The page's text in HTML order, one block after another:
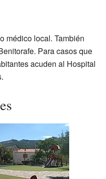
médico local. También
Para casos que
acuden al Hospital